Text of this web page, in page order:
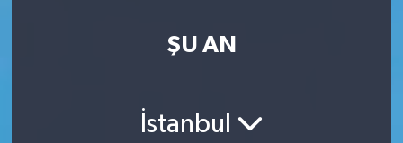
ŞU AN
İstanbul